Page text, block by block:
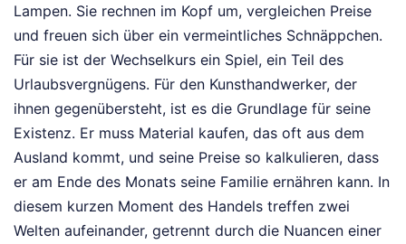
Lampen. Sie rechnen im Kopf um, vergleichen Preise
und freuen sich über ein vermeintliches Schnäppchen.
Für sie ist der Wechselkurs ein Spiel, ein Teil des
Urlaubsvergnügens. Für den Kunsthandwerker, der
ihnen gegenübersteht, ist es die Grundlage für seine
Existenz. Er muss Material kaufen, das oft aus dem
Ausland kommt, und seine Preise so kalkulieren, dass
er am Ende des Monats seine Familie ernähren kann. In
diesem kurzen Moment des Handels treffen zwei
Welten aufeinander, getrennt durch die Nuancen einer